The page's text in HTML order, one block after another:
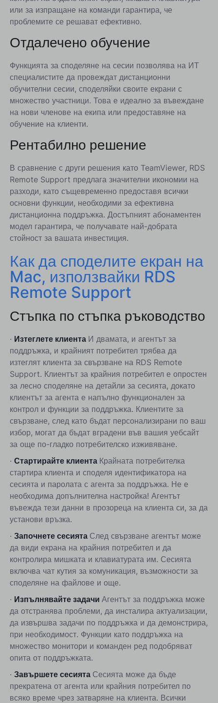
или за изпращане на команди гарантира, че
проблемите се решават ефективно.
Отдалечено обучение
Функцията за споделяне на сесии позволява на ИТ
специалистите да провеждат дистанционни
обучителни сесии, споделяйки своите екрани с
множество участници. Това е идеално за въвеждане
на нови членове на екипа или предоставяне на
обучение на клиенти.
Рентабилно решение
В сравнение с други решения като TeamViewer, RDS
Remote Support предлага значителни икономии на
разходи, като същевременно предоставя всички
основни функции, необходими за ефективна
дистанционна поддръжка. Достъпният абонаментен
модел гарантира, че получавате най-добрата
стойност за вашата инвестиция.
Как да споделите екран на
Mac, използвайки RDS
Remote Support
Стъпка по стъпка ръководство
· Изтеглете клиента И двамата, и агентът за
поддръжка, и крайният потребител трябва да
изтеглят клиента за свързване на RDS Remote
Support. Клиентът за крайния потребител е опростен
за лесно споделяне на детайли за сесията, докато
клиентът за агента е напълно функционален за
контрол и функции за поддръжка. Клиентите за
свързване, след като бъдат персонализирани по ваш
избор, могат да бъдат вградени във вашия уебсайт
за още по-гладко потребителско изживяване.
· Стартирайте клиента Крайната потребителка
стартира клиента и споделя идентификатора на
сесията и паролата с агента за поддръжка. Не е
необходима допълнителна настройка! Агентът
въвежда тези данни в прозореца на клиента си, за да
установи връзка.
· Започнете сесията След свързване агентът може
да види екрана на крайния потребител и да
контролира мишката и клавиатурата им. Сесията
включва чат кутия за комуникация, възможности за
споделяне на файлове и още.
· Изпълнявайте задачи Агентът за поддръжка може
да отстранява проблеми, да инсталира актуализации,
да извършва задачи по поддръжка и да демонстрира,
при необходимост. Функции като поддръжка на
множество монитори и команден ред подобряват
опита от поддръжката.
· Завършете сесията Сесията може да бъде
прекратена от агента или крайния потребител по
всяко време чрез затваряне на клиента. Всички